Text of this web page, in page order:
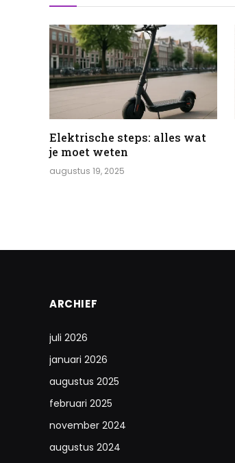
Elektrische steps: alles wat
je moet weten
augustus 19, 2025
ARCHIEF
juli 2026
januari 2026
augustus 2025
februari 2025
november 2024
augustus 2024